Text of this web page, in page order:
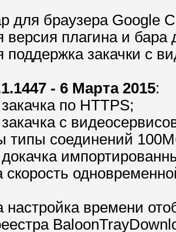
для браузера Google
версия плагина и бара
закачки с
- 6 Марта 2015:
по HTTPS;
с
типы соединений
настройка времени